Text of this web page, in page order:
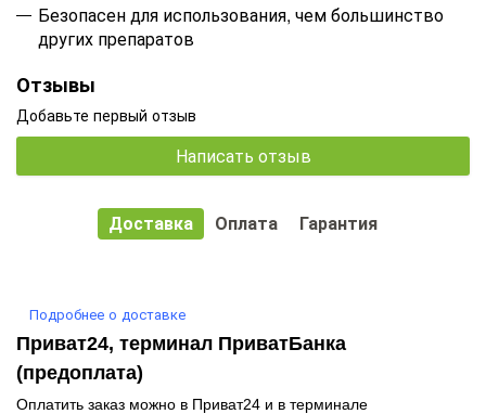
Безопасен для использования, чем большинство
других препаратов
Отзывы
Добавьте первый отзыв
Написать отзыв
Доставка Оплата Гарантия
Подробнее о доставке
Приват24, терминал ПриватБанка
(предоплата)
Оплатить заказ можно в Приват24 и в терминале